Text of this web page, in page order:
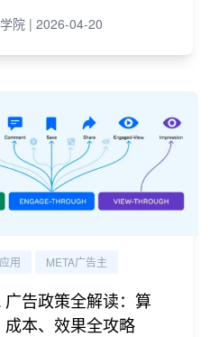
院 | 2026-04-20
用 META广告主
告政策全解读：算
成本、效果全攻略